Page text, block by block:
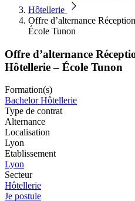
Hôtellerie
Offre d’alternance
École Tunon
Offre d’alternance
Hôtellerie – École Tunon
Formation(s)
Bachelor Hôtellerie
Type de contrat
Alternance
Localisation
Lyon
Etablissement
Lyon
Secteur
Hôtellerie
Je postule